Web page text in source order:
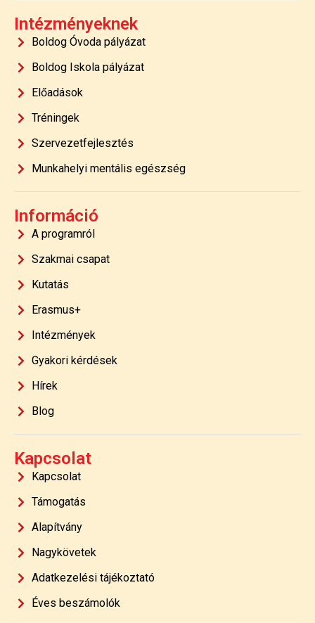
Intézményeknek
Boldog Óvoda pályázat
Boldog Iskola pályázat
Előadások
Tréningek
Szervezetfejlesztés
Munkahelyi mentális egészség
Információ
A programról
Szakmai csapat
Kutatás
Erasmus+
Intézmények
Gyakori kérdések
Hírek
Blog
Kapcsolat
Kapcsolat
Támogatás
Alapítvány
Nagykövetek
Adatkezelési tájékoztató
Éves beszámolók